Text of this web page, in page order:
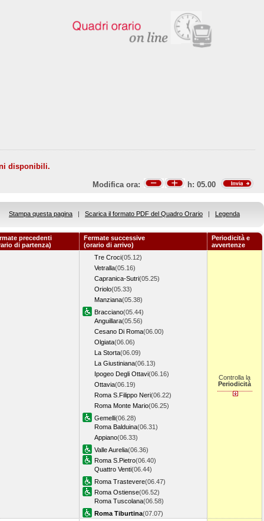
disponibili.
Modifica ora: h: 05.00
Stampa questa pagina | Scarica il formato PDF del Quadro Orario | Legenda
precedenti
di partenza)
Fermate successive
(orario di arrivo)
Periodicità e
avvertenze
Tre Croci(05.12)
Vetralla(05.16)
Capranica-Sutri(05.25)
Oriolo(05.33)
Manziana(05.38)
Bracciano(05.44)
Anguillara(05.56)
Cesano Di Roma(06.00)
Olgiata(06.06)
La Storta(06.09)
La Giustiniana(06.13)
Ipogeo Degli Ottavi(06.16)
Ottavia(06.19)
Roma S.Filippo Neri(06.22)
Roma Monte Mario(06.25)
Gemelli(06.28)
Roma Balduina(06.31)
Appiano(06.33)
Valle Aurelia(06.36)
Roma S.Pietro(06.40)
Quattro Venti(06.44)
Roma Trastevere(06.47)
Roma Ostiense(06.52)
Roma Tuscolana(06.58)
Roma Tiburtina(07.07)
Controlla la
Periodicità